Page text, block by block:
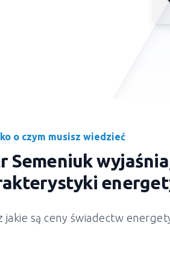
o czym musisz wiedzieć
Semeniuk
jakie są ceny świadectw